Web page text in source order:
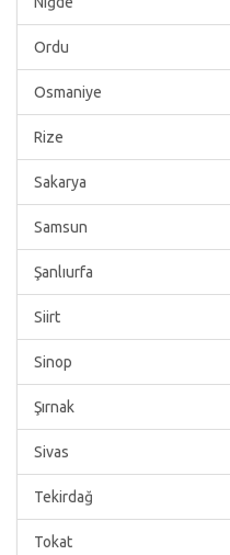
Ordu
Osmaniye
Rize
Sakarya
Samsun
Şanlıurfa
Siirt
Sinop
Şırnak
Sivas
Tekirdağ
Tokat